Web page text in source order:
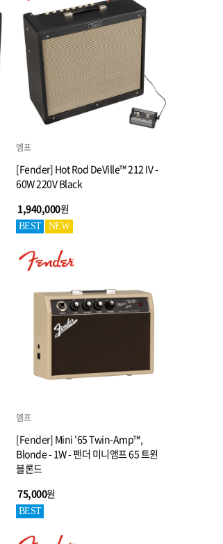
엠프
[Fender] Hot Rod DeVille™ 212 IV -
60W 220V Black
1,940,000원
BEST NEW
엠프
[Fender] Mini '65 Twin-Amp™,
Blonde - 1W - 펜더 미니앰프 65 트윈
블론드
75,000원
BEST